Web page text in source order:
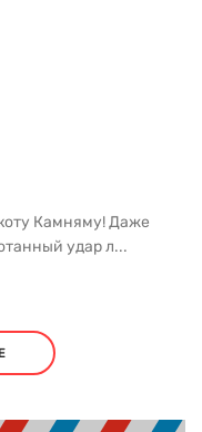
Камняму! Даже
удар л...